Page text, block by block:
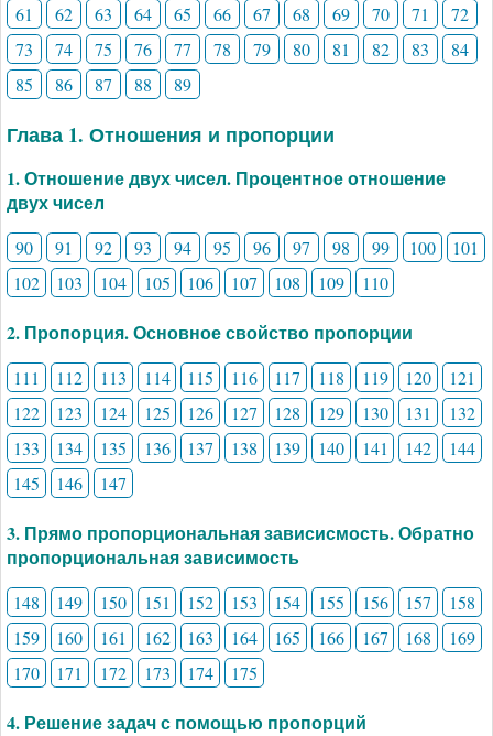
61
62 63 64 65 66 67 68 69 70 71
72
73
74 75 76 77 78 79 80 81 82 83
84
85
86 87 88 89
Глава 1. Отношения и пропорции
1. Отношение двух чисел. Процентное отношение
двух чисел
90 91 92 93 94 95 96 97 98 99 100
101
102
103 104 105 106 107 108 109 110
2. Пропорция. Основное свойство пропорции
111 112 113 114 115 116 117 118 119 120
121
122
123 124 125 126 127 128 129 130 131
132
133
134 135 136 137 138 139 140 141 142
144
145
146 147
3. Прямо пропорциональная зависисмость. Обратно
пропорциональная зависимость
148 149 150 151 152 153 154 155 156 157
158
159
160 161 162 163 164 165 166 167 168
169
170
171 172 173 174 175
4. Решение задач с помощью пропорций